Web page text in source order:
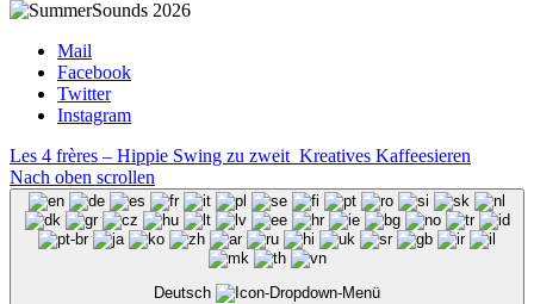
Mail
Facebook
Twitter
Instagram
Les 4 frères – Hippie Swing zu zweit Kreatives Kaffeesieren
Nach oben scrollen
Deutsch